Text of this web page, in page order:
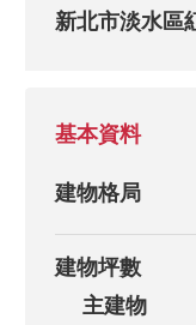
新北市淡水區
基本資料
建物格局
建物坪數
主建物